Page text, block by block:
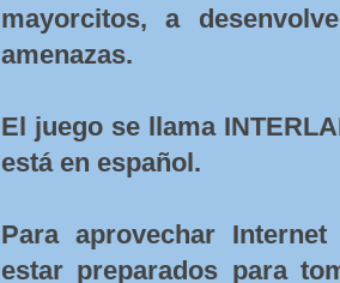
mayorcitos, a
amenazas.
El juego se llama
está en español.
Para aprovechar
estar preparados para